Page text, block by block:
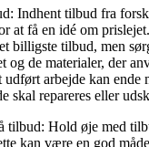
Indhent tilbud fra
at få en idé om
billigste tilbud, men
og de materialer, der
arbejde kan ende
skal repareres eller
tilbud: Hold øje med
kan være en god